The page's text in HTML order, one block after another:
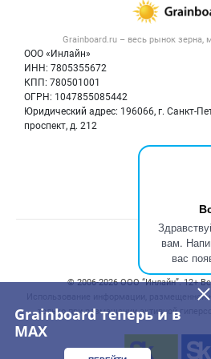
вам.
вас
Grainboard теперь и в
MAX
Grainboard.ru – весь рынок зерна,
ООО «Инлайн»
ИНН: 7805355672
КПП: 780501001
ОГРН: 1047855085442
Юридический адрес: 196066, г. Санкт-
проспект, д. 212
Контактная
Политика обработки
Новости
Крупы
Мука
Добавить
Счетчики, авторское
© 2006‑2026 ООО “Инлайн”. 12+
Использование информации, размещенной
только при размещении активной